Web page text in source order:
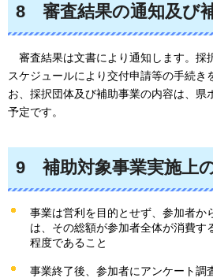
8 審査結果の通知及び
審査結果は文書により通知します。採
スケジュールにより交付申請等の手続き
お、採択団体及び補助事業の内容は、県
予定です。
9 補助対象事業実施上
事業は営利を目的とせず、参加者か
は、その総額が参加者全体が消費す
程度であること
事業終了後、参加者にアンケート調